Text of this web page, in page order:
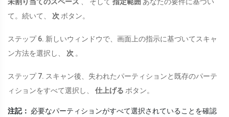
て。続いて、 次 ボタン。
ステップ 6. 新しいウィンドウで、画面上の指示に基づいてスキャ
ン方法を選択し、 次 。
ステップ 7. スキャン後、失われたパーティションと既存のパーテ
ィションをすべて選択し、 仕上げる ボタン。
注記： 必要なパーティションがすべて選択されていることを確認